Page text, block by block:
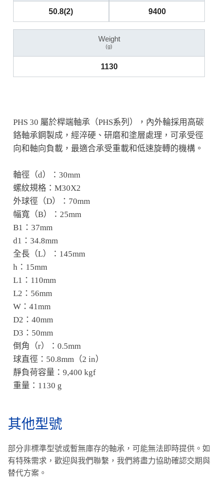
50.8(2) 9400
Weight
(g)
1130
PHS 30 屬於桿端軸承（PHS系列），內外輪採用高碳
鉻軸承鋼製成，經淬硬、研磨和塗層處理，可承受徑
向和軸向負載，最適合承受重載和低速旋轉的機構。
軸徑（d）：30mm
螺紋規格：M30X2
外球徑（D）：70mm
幅寬（B）：25mm
B1：37mm
d1：34.8mm
全長（L）：145mm
h：15mm
L1：110mm
L2：56mm
W：41mm
D2：40mm
D3：50mm
倒角（r）：0.5mm
球直徑：50.8mm（2 in）
靜負荷容量：9,400 kgf
重量：1130 g
其他型號
部分非標準型號或暫無庫存的軸承，可能無法即時提供。 如
有特殊需求，歡迎與我們聯繫，我們將盡力協助確認交期與
替代方案。